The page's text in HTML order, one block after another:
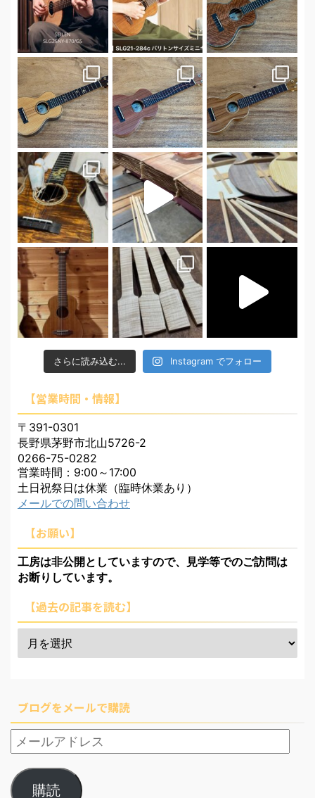
さらに読み込む... Instagram でフォロー
【営業時間・情報】
〒391-0301
長野県茅野市北山5726-2
0266-75-0282
営業時間：9:00～17:00
土日祝祭日は休業（臨時休業あり）
メールでの問い合わせ
【お願い】
工房は非公開としていますので、見学等でのご訪問は
お断りしています。
【過去の記事を読む】
ブログをメールで購読
購読